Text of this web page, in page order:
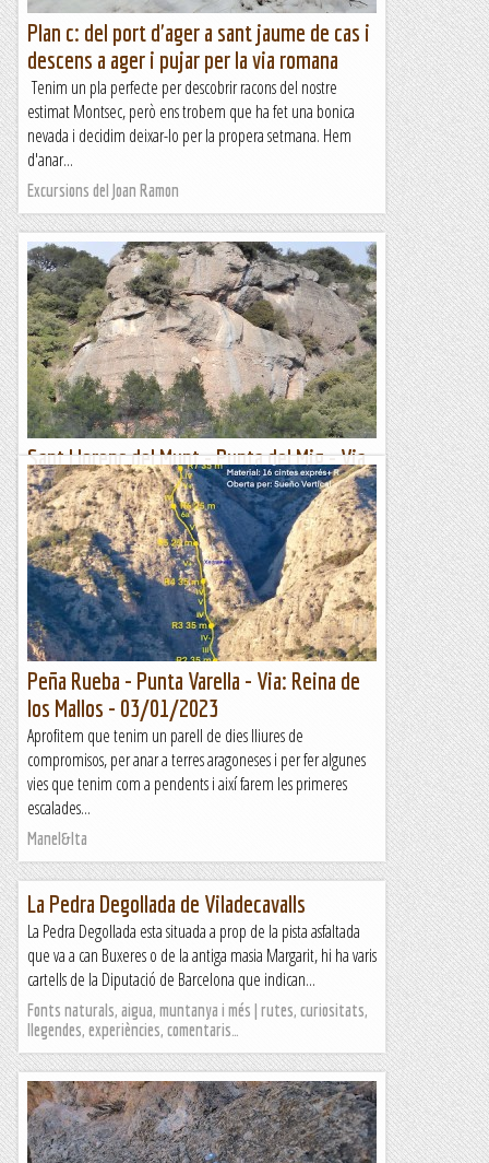
Plan c: del port d'ager a sant jaume de cas i
descens a ager i pujar per la via romana
Tenim un pla perfecte per descobrir racons del nostre
estimat Montsec, però ens trobem que ha fet una bonica
nevada i decidim deixar-lo per la propera setmana. Hem
d'anar...
Excursions del Joan Ramon
Sant Llorenç del Munt - Punta del Mig - Via
Punta del Mig - RESTAURADA - 29/01/2023
A la Punta del Mig a finals de l'any 1970 en Àngel Colomer,
Francesc Alavedra, Francesc Galofré i en Pep Melo, varen
obrir una via a la vessant Sud-Est, anomenada Punta...
Manel&Ita
Peña Rueba - Punta Varella - Via: Reina de
los Mallos - 03/01/2023
Aprofitem que tenim un parell de dies lliures de
compromisos, per anar a terres aragoneses i per fer algunes
vies que tenim com a pendents i així farem les primeres
escalades...
Manel&Ita
La Pedra Degollada de Viladecavalls
La Pedra Degollada esta situada a prop de la pista asfaltada
que va a can Buxeres o de la antiga masia Margarit, hi ha varis
cartells de la Diputació de Barcelona que indican...
Fonts naturals, aigua, muntanya i més | rutes, curiositats,
llegendes, experiències, comentaris…